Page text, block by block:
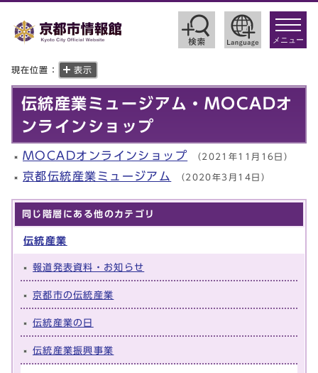
toggle
メニュー
現在位置： 表示
伝統産業ミュージアム・MOCADオ
ンラインショップ
MOCADオンラインショップ （2021年11月16日）
京都伝統産業ミュージアム （2020年3月14日）
同じ階層にある他のカテゴリ
伝統産業
報道発表資料・お知らせ
京都市の伝統産業
伝統産業の日
伝統産業振興事業